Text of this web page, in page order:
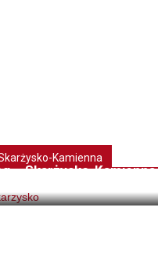
Kamienna
– Skarżysko-Kamienna